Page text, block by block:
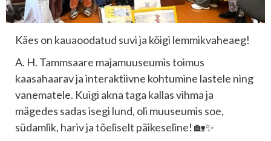
Käes on kauaoodatud suvi ja kõigi lemmikvaheaeg!
A. H. Tammsaare majamuuseumis toimus
kaasahaarav ja interaktiivne kohtumine lastele ning
vanematele. Kuigi akna taga kallas vihma ja
mägedes sadas isegi lund, oli muuseumis soe,
südamlik, hariv ja tõeliselt päikeseline! 🏡✨